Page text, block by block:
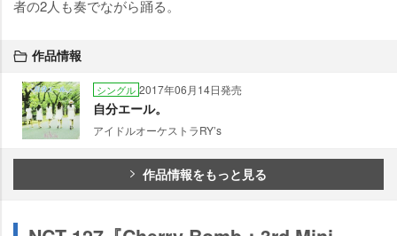
者の2人も奏でながら踊る。
作品情報
シングル 2017年06月14日発売
自分エール。
アイドルオーケストラRY’s
作品情報をもっと見る